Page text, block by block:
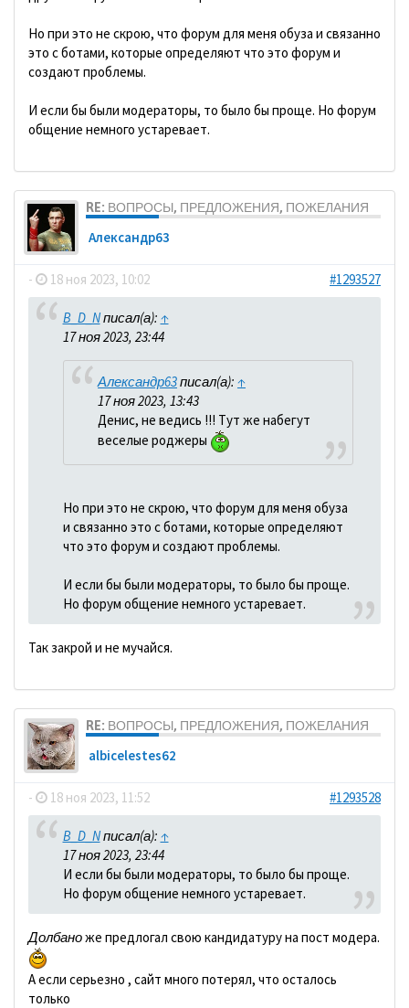
Но при это не скрою, что форум для меня обуза и связанно
это с ботами, которые определяют что это форум и
создают проблемы.
И если бы были модераторы, то было бы проще. Но форум
общение немного устаревает.
RE: ВОПРОСЫ, ПРЕДЛОЖЕНИЯ, ПОЖЕЛАНИЯ
Александр63
- 18 ноя 2023, 10:02 #1293527
B_D_Nписал(а): ↑
17 ноя 2023, 23:44
Александр63писал(а): ↑
17 ноя 2023, 13:43
Денис, не ведись !!! Тут же набегут
веселые роджеры
Но при это не скрою, что форум для меня обуза
и связанно это с ботами, которые определяют
что это форум и создают проблемы.
И если бы были модераторы, то было бы проще.
Но форум общение немного устаревает.
Так закрой и не мучайся.
RE: ВОПРОСЫ, ПРЕДЛОЖЕНИЯ, ПОЖЕЛАНИЯ
albicelestes62
- 18 ноя 2023, 11:52 #1293528
B_D_Nписал(а): ↑
17 ноя 2023, 23:44
И если бы были модераторы, то было бы проще.
Но форум общение немного устаревает.
Долбаноже предлогал свою кандидатуру на пост модера.
А если серьезно , сайт много потерял, что осталось
только